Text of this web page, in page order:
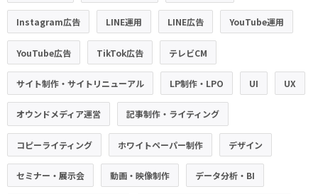
Instagram広告 LINE運用 LINE広告 YouTube運用
YouTube広告 TikTok広告 テレビCM
サイト制作・サイトリニューアル LP制作・LPO UI UX
オウンドメディア運営 記事制作・ライティング
コピーライティング ホワイトペーパー制作 デザイン
セミナー・展示会 動画・映像制作 データ分析・BI